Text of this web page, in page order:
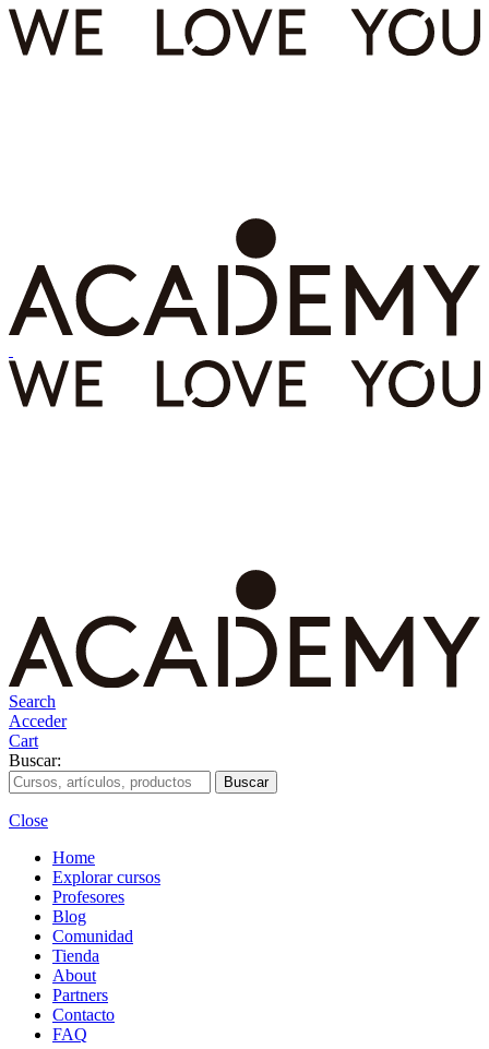
Search
Acceder
Cart
Buscar:
Close
Home
Explorar cursos
Profesores
Blog
Comunidad
Tienda
About
Partners
Contacto
FAQ